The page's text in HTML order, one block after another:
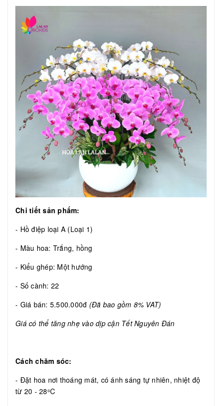
Chi tiết sản phẩm:
- Hồ điệp loại A (Loại 1)
- Màu hoa: Trắng, hồng
- Kiểu ghép: Một hướng
- Số cành: 22
- Giá bán: 5.500.000đ (Đã bao gồm 8% VAT)
Giá có thể tăng nhẹ vào dịp cận Tết Nguyên Đán
Cách chăm sóc:
- Đặt hoa nơi thoáng mát, có ánh sáng tự nhiên, nhiệt độ
từ 20 - 28oC